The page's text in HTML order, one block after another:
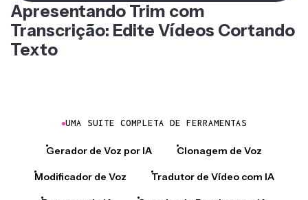
Apresentando Trim com
Transcrição: Edite Vídeos Cortando
Texto
UMA SUITE COMPLETA DE FERRAMENTAS
Gerador de Voz por IA Clonagem de Voz
Modificador de Voz Tradutor de Vídeo com IA